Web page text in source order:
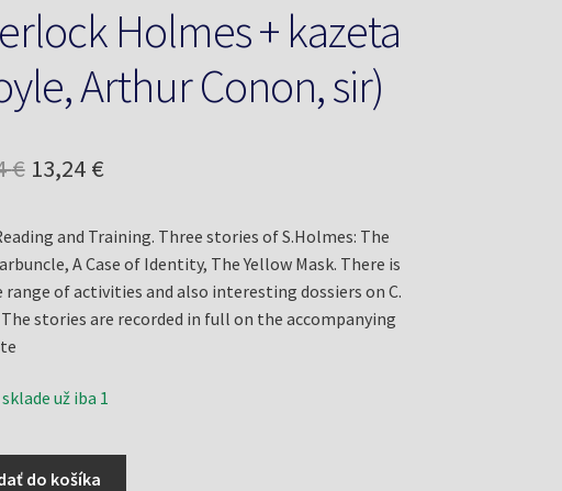
Holmes + kazeta
Arthur Conon, sir)
€ Pôvodná
bola:
13,74 €.
13,24 €Aktuálna
je:
13,24 €.
and Training. Three stories of S.Holmes: The
A Case of Identity, The Yellow Mask. There is
range of activities and also interesting dossiers on C.
The stories are recorded in full on the accompanying
už iba 1
do košíka